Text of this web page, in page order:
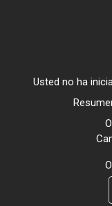
Usted no ha